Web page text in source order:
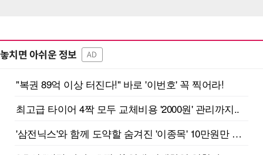
놓치면 아쉬운 정보 AD